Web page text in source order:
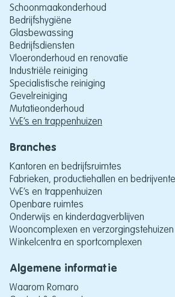
Schoonmaakonderhoud
Bedrijfshygiëne
Glasbewassing
Bedrijfsdiensten
Vloeronderhoud en renovatie
Industriële reiniging
Specialistische reiniging
Gevelreiniging
Mutatieonderhoud
VvE’s en trappenhuizen
Branches
Kantoren en bedrijfsruimtes
Fabrieken, productiehallen en
VvE’s en trappenhuizen
Openbare ruimtes
Onderwijs en kinderdagverblijven
Wooncomplexen en verzorgingstehuizen
Winkelcentra en sportcomplexen
Algemene informatie
Waarom Romaro